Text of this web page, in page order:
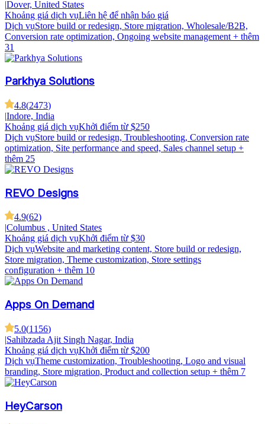
|Dover, United States
Khoảng giá dịch vụLiên hệ để nhận báo giá
Dịch vụStore build or redesign, Store migration, Wholesale/B2B,
Conversion rate optimization, Ongoing website management + thêm
31
Parkhya Solutions
4.8(2473)
|Indore, India
Khoảng giá dịch vụKhởi điểm từ $250
Dịch vụStore build or redesign, Troubleshooting, Conversion rate
optimization, Site performance and speed, Sales channel setup +
thêm 25
REVO Designs
4.9(62)
Columbus , United States
Khoảng giá dịch vụKhởi điểm từ $30
Dịch vụWebsite and marketing content, Store build or redesign,
Store migration, Theme customization, Store settings
configuration + thêm 10
Apps On Demand
5.0(1156)
|Sahibzada Ajit Singh Nagar, India
Khoảng giá dịch vụKhởi điểm từ $200
Dịch vụTheme customization, Troubleshooting, Logo and visual
branding, Store migration, Product and collection setup + thêm 7
HeyCarson